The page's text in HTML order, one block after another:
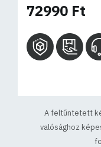
72990 Ft
A feltűntetett
valósághoz